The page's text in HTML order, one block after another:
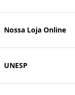
Nossa Loja Online
UNESP